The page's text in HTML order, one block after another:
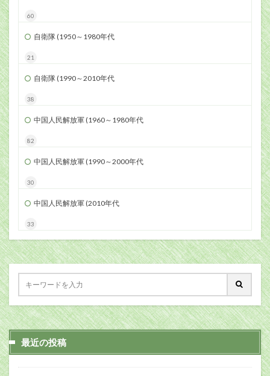
60
自衛隊 (1950～1980年代
21
自衛隊 (1990～2010年代
38
中国人民解放軍 (1960～1980年代
82
中国人民解放軍 (1990～2000年代
30
中国人民解放軍 (2010年代
33
最近の投稿